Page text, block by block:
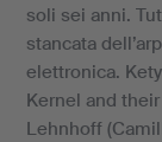
soli sei anni.
stancata
elettronica.
Kernel and
Lehnhoff